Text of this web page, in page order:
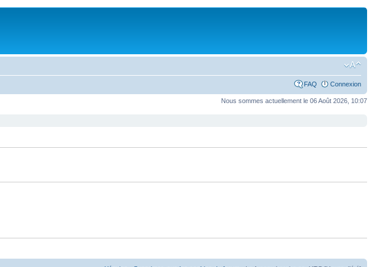
FAQ Connexion
Nous sommes actuellement le 06 Août 2026, 10:07